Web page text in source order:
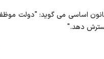
30 قانون اساسی می گوید: "دولت
دهد."